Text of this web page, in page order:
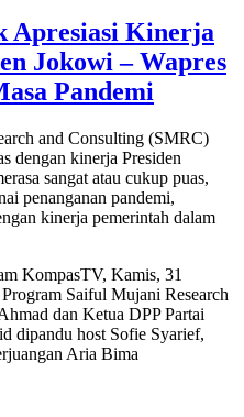
Apresiasi Kinerja
Jokowi – Wapres
Pandemi
and Consulting (SMRC)
dengan kinerja Presiden
sangat atau cukup puas,
penanganan pandemi,
kinerja pemerintah dalam
KompasTV, Kamis, 31
Saiful Mujani Research
dan Ketua DPP Partai
dipandu host Sofie Syarief,
Aria Bima